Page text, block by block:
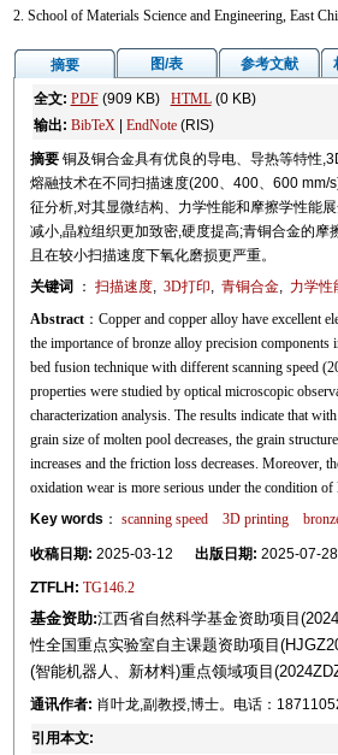
2. School of Materials Science and Engineering, East
摘要 图/表 参考文献
全文: PDF(909 KB) HTML(0 KB)
输出: BibTeX| EndNote(RIS)
摘要 铜及铜合金具有优良的导电、导热等特性
熔融技术在不同扫描速度(200、400、600 mm/
征分析,对其显微结构、力学性能和摩擦学性能
减小,晶粒组织更加致密,硬度提高;青铜合金的
且在较小扫描速度下氧化磨损更严重。
关键词
： 扫描速度, 3D打印, 青铜合金, 力学性
Abstract：Copper and copper alloy have excellent
the importance of bronze alloy precision
bed fusion technique with different scanning speed
properties were studied by optical microscopic
characterization analysis. The results indicate that
grain size of molten pool decreases, the grain
increases and the friction loss decreases. Moreover,
oxidation wear is more serious under the condition of
Key words ： scanning speed 3D printing
收稿日期: 2025-03-12 出版日期: 2025-07-28
ZTFLH: TG146.2
基金资助:江西省自然科学基金资助项目
性全国重点实验室自主课题资助项目
(智能机器人、新材料)重点领域项目
通讯作者: 肖叶龙,副教授,博士。电话：
引用本文: